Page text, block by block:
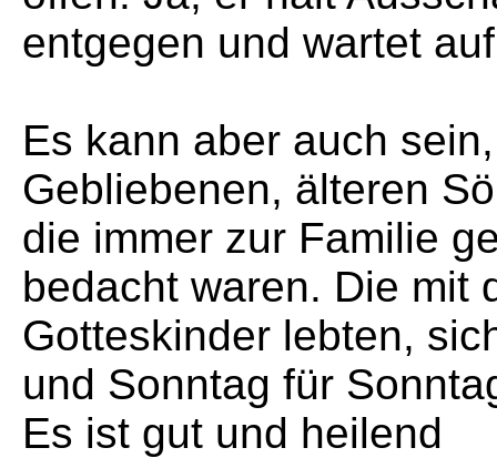
entgegen und wartet
Es kann aber auch
Gebliebenen, älteren
die immer zur Familie
bedacht waren. Die mit
Gotteskinder lebten,
und Sonntag für
Es ist gut und heilend